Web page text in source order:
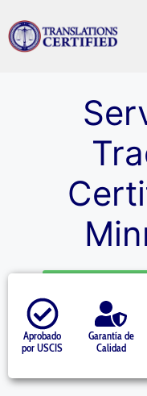
Aprobado
por USCIS
Garantía de
Calidad